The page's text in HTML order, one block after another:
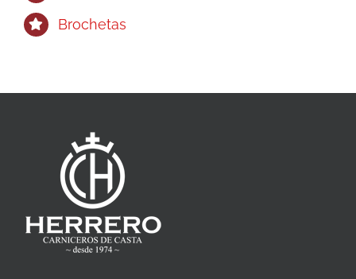
Brochetas